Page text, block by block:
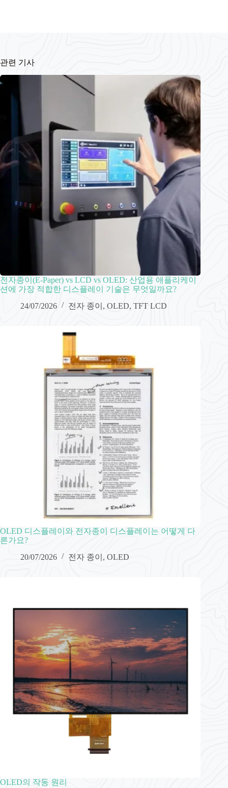
관련 기사
전자종이(E-Paper) vs LCD vs OLED: 산업용 애플리케이
션에 가장 적합한 디스플레이 기술은 무엇일까요?
24/07/2026
전자 종이 , OLED, TFT LCD
OLED 디스플레이와 전자종이 디스플레이는 어떻게 다
른가요?
20/07/2026
전자 종이 , OLED
OLED의 작동 원리